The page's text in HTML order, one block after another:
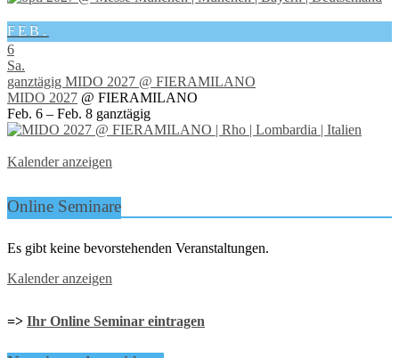
FEB.
6
Sa.
ganztägig MIDO 2027 @ FIERAMILANO
MIDO 2027 @ FIERAMILANO
Feb. 6 – Feb. 8 ganztägig
Kalender anzeigen
Online Seminare
Es gibt keine bevorstehenden Veranstaltungen.
Kalender anzeigen
=> Ihr Online Seminar eintragen